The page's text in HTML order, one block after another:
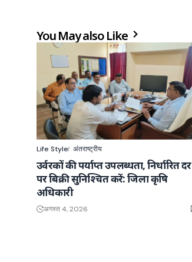
You May also Like
Life Style अंतराष्ट्रीय
उर्वरकों की पर्याप्त उपलब्धता, निर्धारित दर
पर बिक्री सुनिश्चित करें: जिला कृषि
अधिकारी
अगस्त 4, 2026